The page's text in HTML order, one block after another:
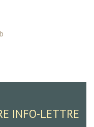
INFO-LETTRE